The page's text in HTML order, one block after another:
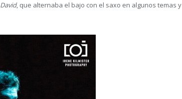
David, que alternaba el bajo con el saxo en algunos temas y